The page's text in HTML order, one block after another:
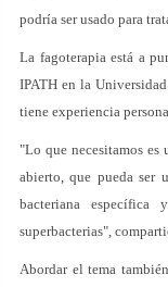
podría ser usado para
La fagoterapia está a
IPATH en la
tiene experiencia
"Lo que necesitamos
abierto, que pueda ser
bacteriana específica
superbacterias",
Abordar el tema